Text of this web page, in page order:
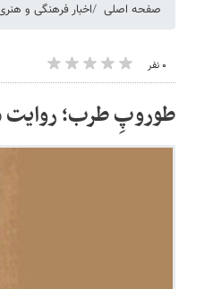
صفحه اصلی اخبار فرهنگی و
۰ نفر
طوروپِ طرب؛ روایت